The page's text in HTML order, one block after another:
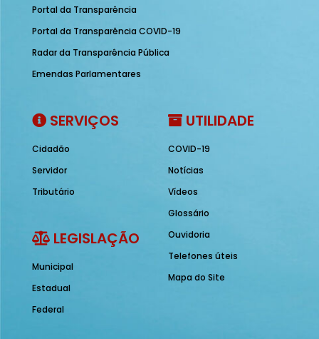
Portal da Transparência
Portal da Transparência COVID-19
Radar da Transparência Pública
Emendas Parlamentares
SERVIÇOS
Cidadão
Servidor
Tributário
LEGISLAÇÃO
Municipal
Estadual
Federal
UTILIDADE
COVID-19
Notícias
Vídeos
Glossário
Ouvidoria
Telefones úteis
Mapa do Site